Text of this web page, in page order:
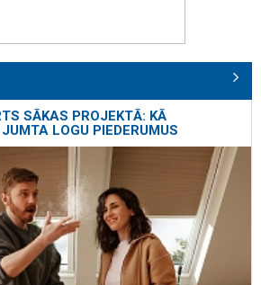
SĀKAS PROJEKTĀ: KĀ
LOGU PIEDERUMUS